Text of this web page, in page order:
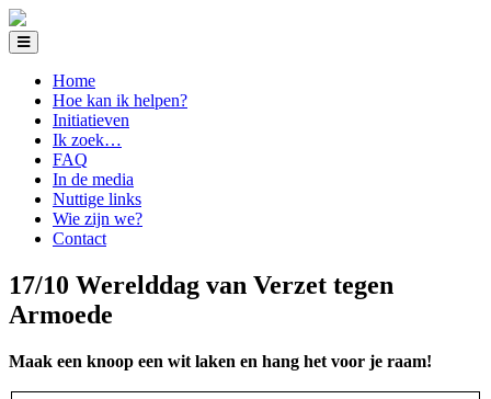
Home
Hoe kan ik helpen?
Initiatieven
Ik zoek…
FAQ
In de media
Nuttige links
Wie zijn we?
Contact
17/10 Werelddag van Verzet tegen
Armoede
Maak een knoop een wit laken en hang het voor je raam!